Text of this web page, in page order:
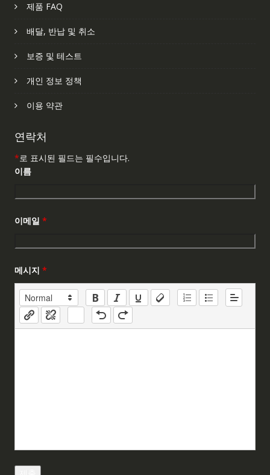
제품 FAQ
배달, 반납 및 취소
보증 및 테스트
개인 정보 정책
이용 약관
연락처
*로 표시된 필드는 필수입니다.
이름
이메일 *
메시지 *